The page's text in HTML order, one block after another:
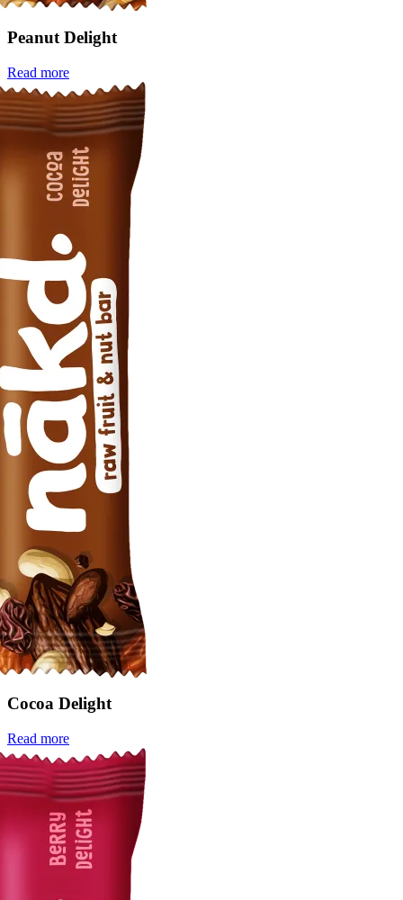
Peanut Delight
Read more
Cocoa Delight
Read more